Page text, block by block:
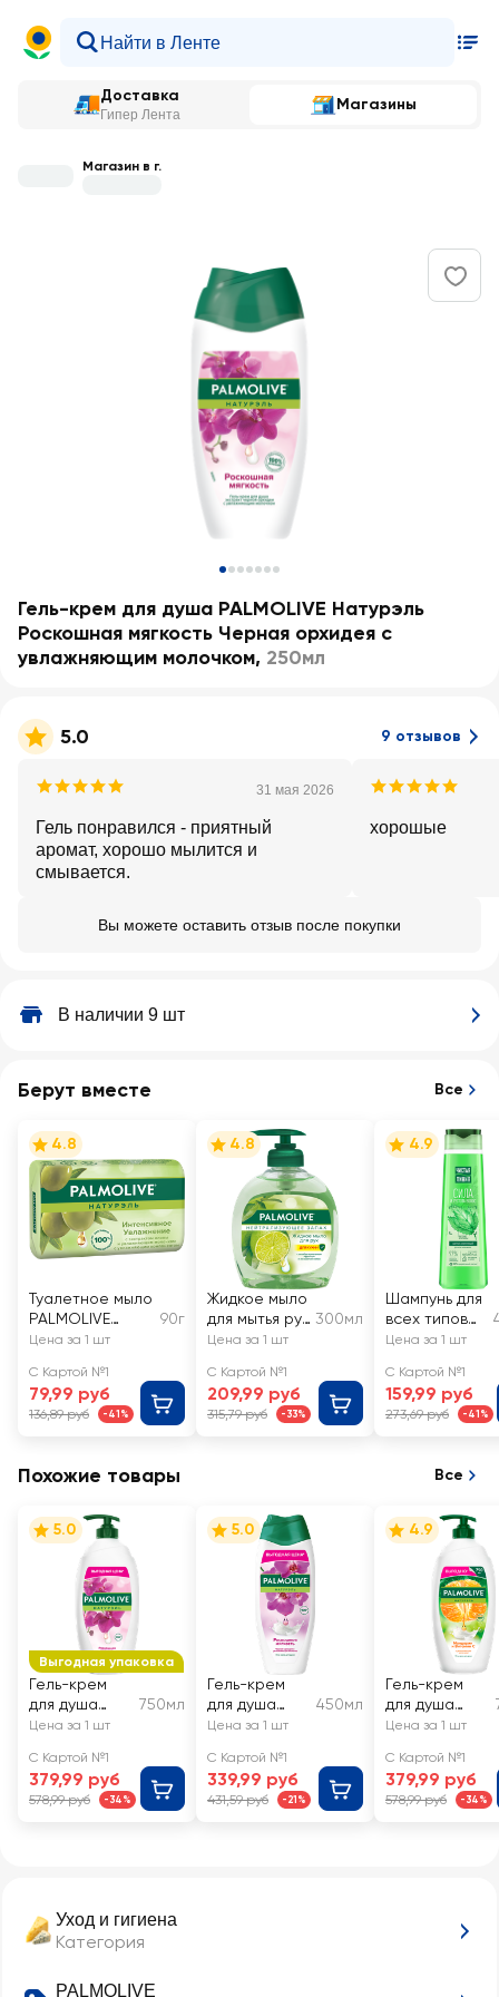
Доставка
Гипер Лента
Магазины
Магазин в г.
Гель-крем для душа PALMOLIVE Натурэль
Роскошная мягкость Черная орхидея с
увлажняющим молочком, 250мл
5.0 9 отзывов
31 мая 2026
Гель понравился - приятный
аромат, хорошо мылится и
смывается.
хорошые
Вы можете оставить отзыв после покупки
В наличии 9 шт
Уход и гигиена
Категория
PALMOLIVE
Берут вместе Все
4.8
Туалетное мыло
PALMOLIVE
Натурэль
увлажнение с
экстрактом
оливы и
90г
Цена за 1 шт
С Картой №1
79,99 руб
136,89 руб -41%
4.8
Жидкое мыло
для мытья рук
PALMOLIVE
щее запах с
антибактери
альным
300мл
Цена за 1 шт
С Картой №1
209,99 руб
315,79 руб -33%
4.9
Шампунь для
всех типов
волос
ЛИНИЯ
Крапива, на
отваре
Цена за 1 шт
С Картой №1
159,99 руб
273,69 руб -41%
Похожие товары Все
Выгодная упаковка
5.0
Гель-крем
для душа
PALMOLIVE
Роскошная
мягкость
Черная
750мл
Цена за 1 шт
С Картой №1
379,99 руб
578,99 руб -34%
5.0
Гель-крем
для душа
PALMOLIVE
Роскошная
мягкость
Черная
450мл
Цена за 1 шт
С Картой №1
339,99 руб
431,59 руб -21%
4.9
Гель-крем
для душа
PALMOLIVE
Мандарин и
витамин С с
увлажняющим
Цена за 1 шт
С Картой №1
379,99 руб
578,99 руб -34%